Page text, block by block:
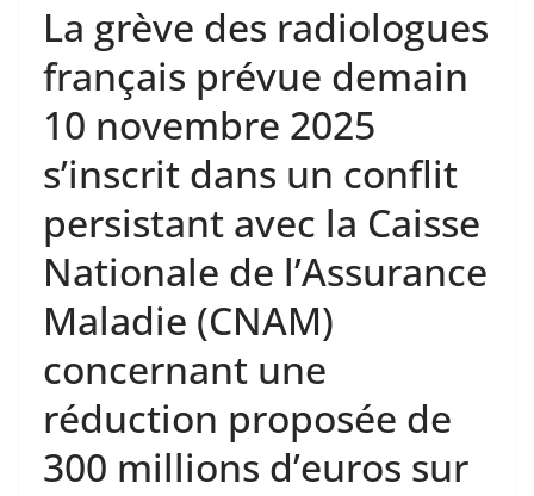
La grève des radiologues
français prévue demain
10 novembre 2025
s’inscrit dans un conflit
persistant avec la Caisse
Nationale de l’Assurance
Maladie (CNAM)
concernant une
réduction proposée de
300 millions d’euros sur